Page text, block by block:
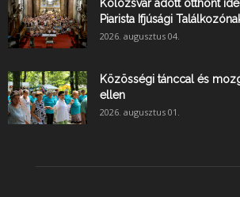
Kolozsvár adott otthont
Piarista Ifjúsági
2026. augusztus 04.
Közösségi tánccal és
ellen
2026. augusztus 01.